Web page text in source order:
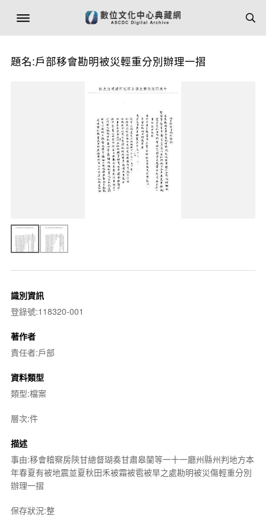
題名:戶部移會勘明被災輕重分別辦理一摺
識別資訊
登錄號:118320-001
著作者
責任者:戶部
資料類型
類型:檔案
層次:件
描述
事由:移會稽察房陝甘總督瑚奏甘肅皋蘭等一十一廳州縣州判地方本
年春夏有被地震並夏秋田禾被霜被雹被旱之處勘明被災傷輕重分別
辦理一摺
保存狀況:整